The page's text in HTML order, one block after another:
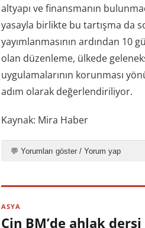
altyapı ve finansmanın
yasayla birlikte bu tartışma da
yayımlanmasının ardından 10
olan düzenleme, ülkede
uygulamalarının korunması
adım olarak değerlendiriliyor.
Kaynak: Mira Haber
💬 Yorumları göster / Yorum yap
ASYA
Çin BM’de ahlak